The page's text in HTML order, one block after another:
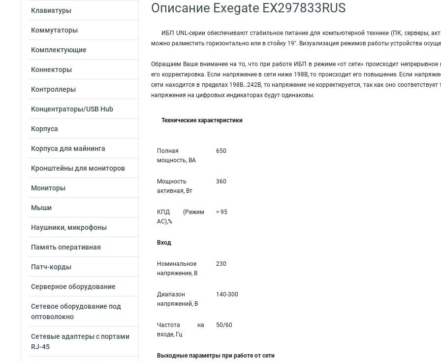
Клавиатуры
Коммутаторы
Комплектующие
Коннекторы
Контроллеры
Концентраторы/USB Hub
Корпуса
Корпуса для майнинга
Кронштейны для мониторов
Мониторы
Мыши
Наушники, микрофоны
Память оперативная
Патч-корды
Серверное оборудование
Сетевое оборудование под
оптоволокно
Сетевые адаптеры с портами
RJ-45
Описание Exegate EX297833RUS
ИБП UNL-серии обеспечивают стабильное питание для компьютерной техники (ПК, серверы,
можно разместить горизонтально или в стойку 19". Визуализация режимов работы устройства
Обращаем Ваше внимание на то, что при работе ИБП в режиме «от сети» происходит непрерывное
его корректировка. Если напряжение в сети ниже 198В, то происходит его повышение. Если
сети находится в пределах 198В…242В, то напряжение не корректируется, так как оно
напряжения на цифровых индикаторах будут одинаковы.
Технические характеристики
Полная
мощность, ВА
650
Мощность
активная, Вт
360
КПД (Режим
AC),%
> 95
Вход
Номинальное
напряжение, В
230
Диапазон
напряжений, В
140-300
Частота на
входе, Гц
50/60
Выходные параметры при работе от сети